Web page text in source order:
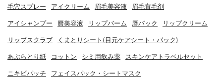
毛穴スプレー アイクリーム 眉毛美容液 眉毛育毛剤
アイシャンプー 唇美容液 リップバーム 唇パック リップクリーム
リップスクラブ くまとりシート(目元ケアシート・パック)
あぶらとり紙 コットン シミ用飲み薬 スキンケアトラベルセット
ニキビパッチ フェイスパック・シートマスク